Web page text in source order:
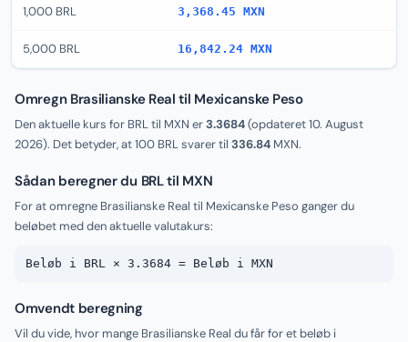
1,000 BRL 3,368.45 MXN
5,000 BRL 16,842.24 MXN
Omregn Brasilianske Real til Mexicanske Peso
Den aktuelle kurs for BRL til MXN er3.3684(opdateret10. August
2026). Det betyder, at 100 BRL svarer til 336.84 MXN.
Sådan beregner du BRL til MXN
For at omregne Brasilianske Real til Mexicanske Peso ganger du
beløbet med den aktuelle valutakurs:
Beløb i BRL × 3.3684 = Beløb i MXN
Omvendt beregning
Vil du vide, hvor mange Brasilianske Real du får for et beløb i